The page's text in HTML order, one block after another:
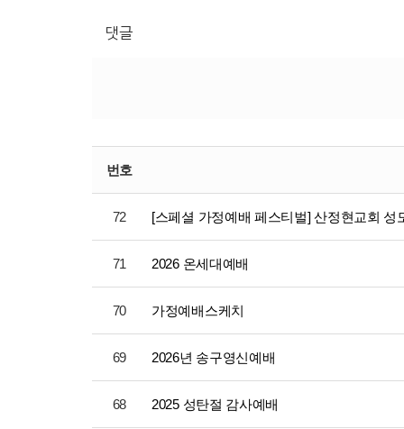
댓글
번호
72 [스페셜 가정예배 페스티벌] 산정현교회 성
71 2026 온세대예배
70 가정예배스케치
69 2026년 송구영신예배
68 2025 성탄절 감사예배